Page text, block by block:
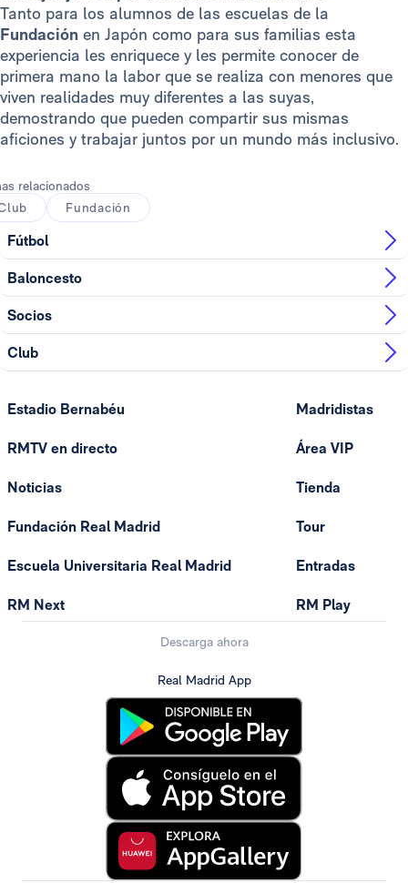
Tanto para los alumnos de las escuelas de la
Fundación en Japón como para sus familias esta
experiencia les enriquece y les permite conocer de
primera mano la labor que se realiza con menores que
viven realidades muy diferentes a las suyas,
demostrando que pueden compartir sus mismas
aficiones y trabajar juntos por un mundo más inclusivo.
relacionados
Fundación
Fútbol
Baloncesto
Socios
Club
Estadio Bernabéu
RMTV en directo
Noticias
Fundación Real Madrid
Escuela Universitaria Real Madrid
RM Next
Madridistas
Área VIP
Tienda
Tour
Entradas
RM Play
Descarga ahora
Real Madrid App